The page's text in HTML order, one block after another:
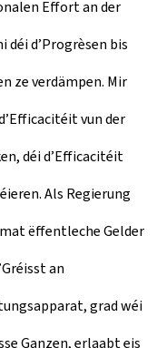
Effort an der
d’Progrèsen bis
ze verdämpen. Mir
vun der
déi d’Efficacitéit
Als Regierung
ëffentleche Gelder
an
grad wéi
Ganzen, erlaabt eis